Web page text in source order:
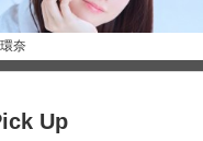
奈
Up